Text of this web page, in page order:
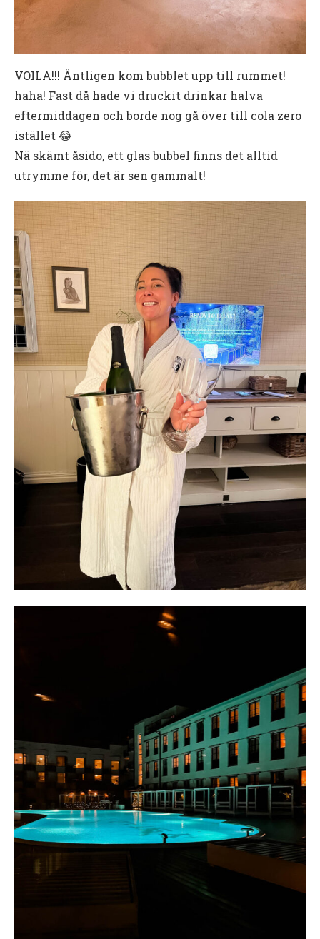
VOILA!!! Äntligen kom bubblet upp till rummet!
haha! Fast då hade vi druckit drinkar halva
eftermiddagen och borde nog gå över till cola zero
istället 😂
Nä skämt åsido, ett glas bubbel finns det alltid
utrymme för, det är sen gammalt!